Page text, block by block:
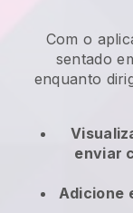
Com o
sentado
enquanto
enviar
Adicione